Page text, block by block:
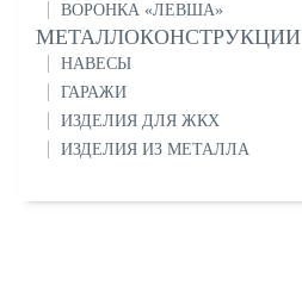
ВОРОНКА «ЛЕВША»
МЕТАЛЛОКОНСТРУКЦИИ
НАВЕСЫ
ГАРАЖИ
ИЗДЕЛИЯ ДЛЯ ЖКХ
ИЗДЕЛИЯ ИЗ МЕТАЛЛА